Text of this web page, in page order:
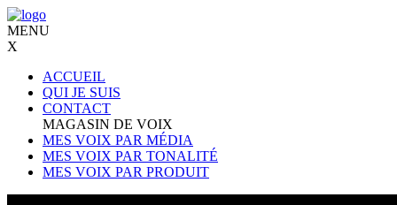
MENU
X
ACCUEIL
QUI JE SUIS
CONTACT
MAGASIN DE VOIX
MES VOIX PAR MÉDIA
MES VOIX PAR TONALITÉ
MES VOIX PAR PRODUIT